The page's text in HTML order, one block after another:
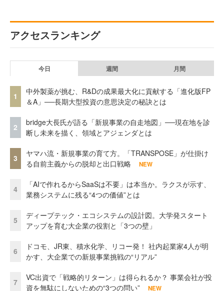
アクセスランキング
今日 週間 月間
1
中外製薬が挑む、R&Dの成果最大化に貢献する「進化版FP
＆A」──長期大型投資の意思決定の秘訣とは
2
bridge大長氏が語る「新規事業の自走地図」──現在地を診
断し未来を描く、領域とアジェンダとは
3
ヤマハ流・新規事業の育て方。「TRANSPOSE」が仕掛け
る自前主義からの脱却と出口戦略
NEW
4
「AIで作れるからSaaSは不要」は本当か。ラクスが示す、
業務システムに残る“4つの価値”とは
5
ディープテック・エコシステムの設計図。大学発スタート
アップを育む大企業の役割と「3つの壁」
6
ドコモ、JR東、積水化学、リコー発！ 社内起業家4人が明
かす、大企業での新規事業挑戦の“リアル”
7
VC出資で「戦略的リターン」は得られるか？ 事業会社が投
資を無駄にしないための“3つの問い”
NEW